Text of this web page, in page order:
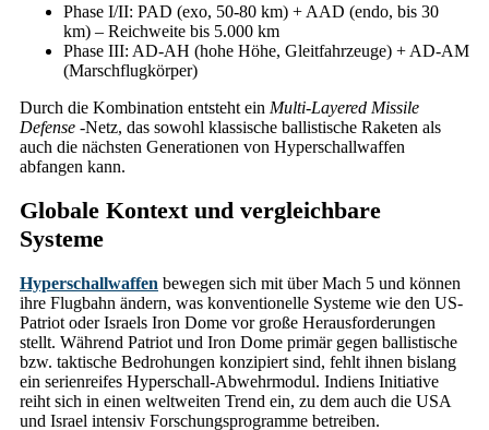
Phase I/II: PAD (exo, 50-80 km) + AAD (endo, bis 30
km) – Reichweite bis 5.000 km
Phase III: AD-AH (hohe Höhe, Gleitfahrzeuge) + AD-AM
(Marschflugkörper)
Durch die Kombination entsteht ein Multi-Layered Missile
Defense -Netz, das sowohl klassische ballistische Raketen als
auch die nächsten Generationen von Hyperschallwaffen
abfangen kann.
Globale Kontext und vergleichbare
Systeme
Hyperschallwaffen bewegen sich mit über Mach 5 und können
ihre Flugbahn ändern, was konventionelle Systeme wie den US-
Patriot oder Israels Iron Dome vor große Herausforderungen
stellt. Während Patriot und Iron Dome primär gegen ballistische
bzw. taktische Bedrohungen konzipiert sind, fehlt ihnen bislang
ein serienreifes Hyperschall-Abwehrmodul. Indiens Initiative
reiht sich in einen weltweiten Trend ein, zu dem auch die USA
und Israel intensiv Forschungsprogramme betreiben.